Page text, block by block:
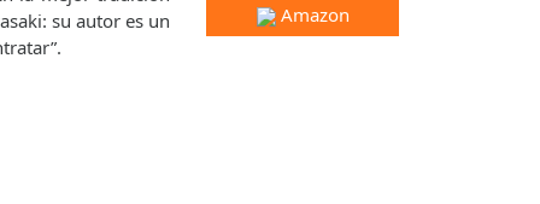
su autor es un
Amazon